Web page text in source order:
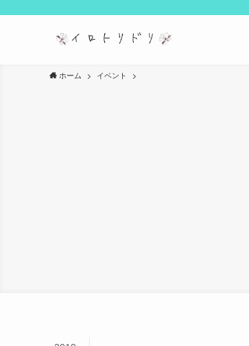
ホーム イベント